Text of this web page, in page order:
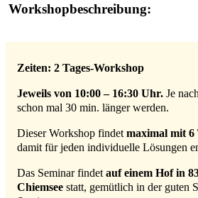
Workshopbeschreibung:
Zeiten: 2 Tages-Workshop
Jeweils von 10:00 – 16:30 Uhr. Je
schon mal 30 min. länger werden.
Dieser Workshop findet maximal mit 6
damit für jeden individuelle Lösungen
Das Seminar findet auf einem Hof in
Chiemsee statt, gemütlich in der guten